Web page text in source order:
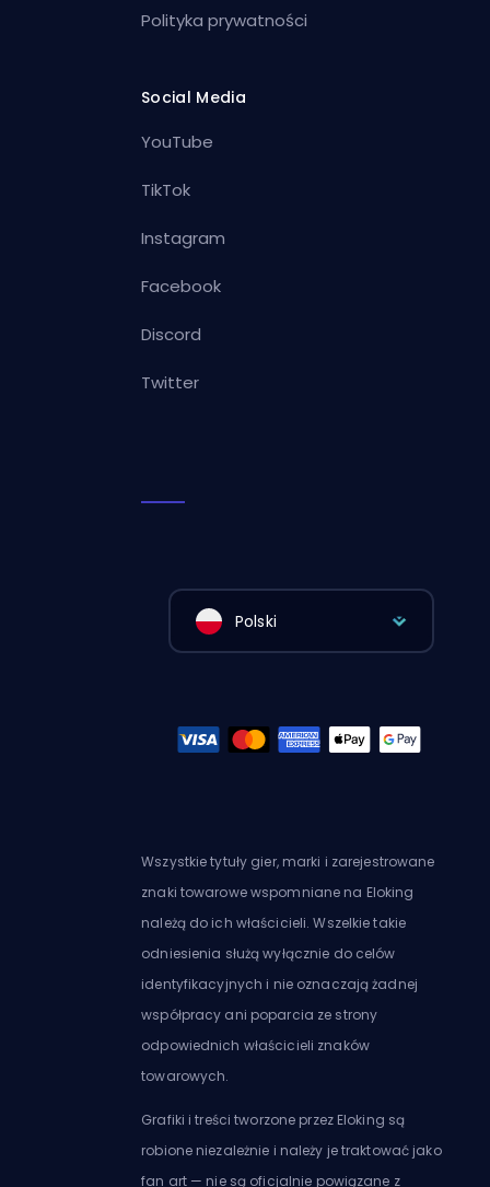
Polityka prywatności
Social Media
YouTube
TikTok
Instagram
Facebook
Discord
Twitter
Polski
Wszystkie tytuły gier, marki i zarejestrowane
znaki towarowe wspomniane na Eloking
należą do ich właścicieli. Wszelkie takie
odniesienia służą wyłącznie do celów
identyfikacyjnych i nie oznaczają żadnej
współpracy ani poparcia ze strony
odpowiednich właścicieli znaków
towarowych.
Grafiki i treści tworzone przez Eloking są
robione niezależnie i należy je traktować jako
fan art — nie są oficjalnie powiązane z